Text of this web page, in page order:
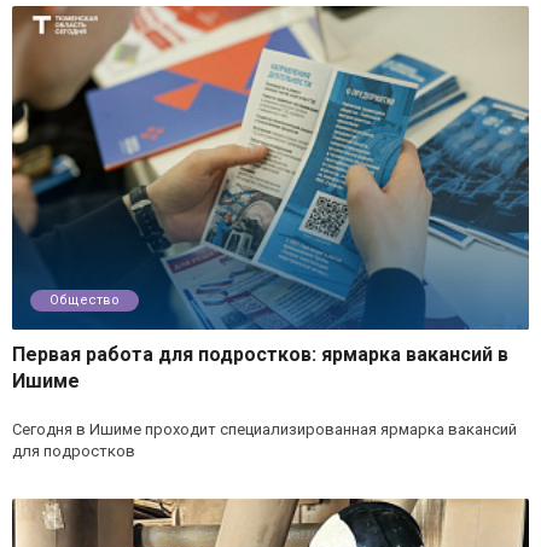
Общество
Первая работа для подростков: ярмарка вакансий в
Ишиме
Сегодня в Ишиме проходит специализированная ярмарка вакансий
для подростков